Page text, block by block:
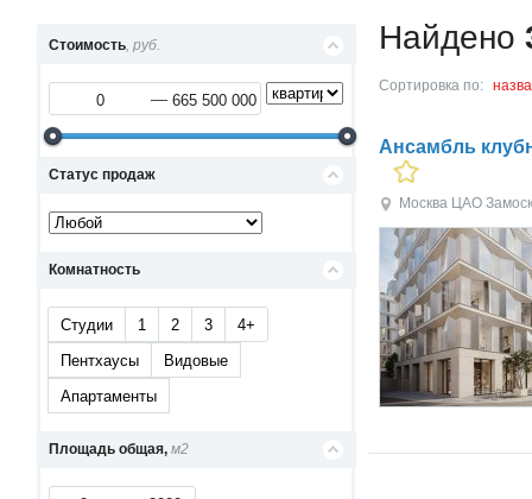
Стоимость, руб.
Статус продаж
Комнатность
Студии 1 2 3
4+
Пентхаусы
Видовые
Апартаменты
Площадь общая, м2
Найдено
Сортировка по:
Ансамбль
Москва ЦАО